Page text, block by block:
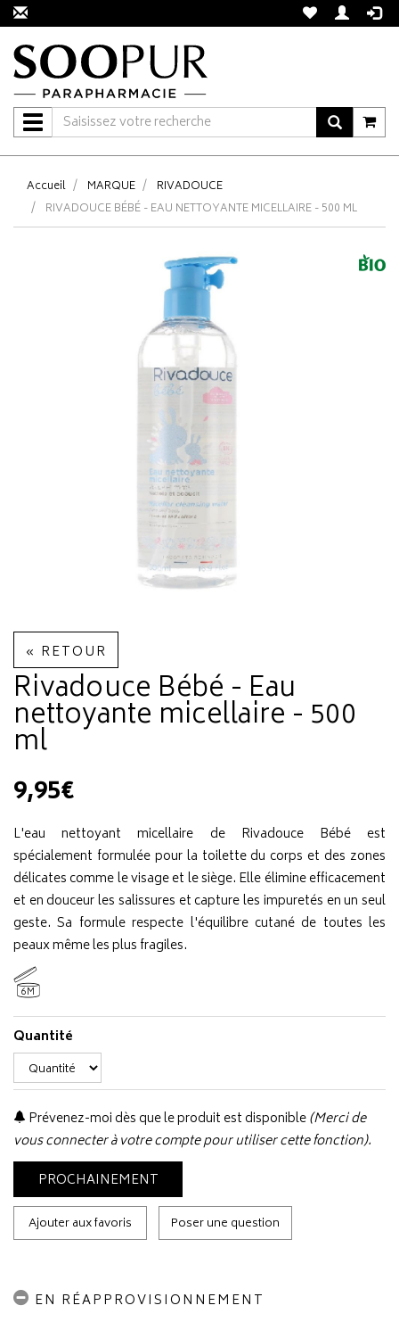
Navigation
Accueil MARQUE
RIVADOUCE
RIVADOUCE BÉBÉ - EAU NETTOYANTE MICELLAIRE - 500 ML
« RETOUR
Rivadouce Bébé - Eau
nettoyante micellaire - 500
ml
9,95€
L'eau nettoyant micellaire de Rivadouce Bébé est
spécialement formulée pour la toilette du corps et des zones
délicates comme le visage et le siège. Elle élimine efficacement
et en douceur les salissures et capture les impuretés en un seul
geste. Sa formule respecte l'équilibre cutané de toutes les
peaux même les plus fragiles.
6M
Quantité
Prévenez-moi dès que le produit est disponible(Merci de
vous connecter à votre compte pour utiliser cette fonction).
PROCHAINEMENT
Ajouter aux favoris Poser une question
EN RÉAPPROVISIONNEMENT